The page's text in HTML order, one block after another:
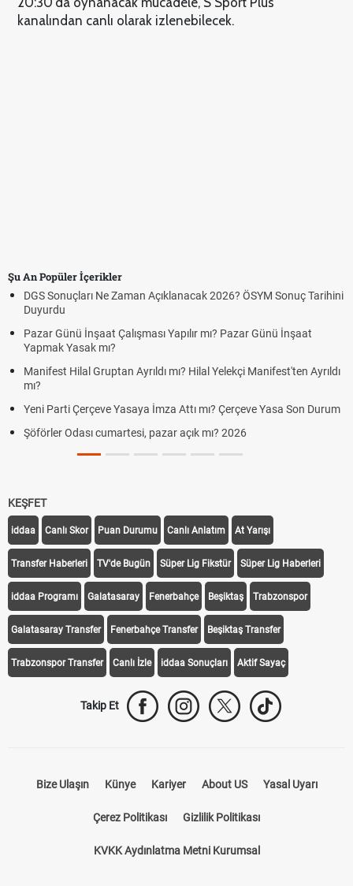
kanalından canlı olarak izlenebilecek.
Şu An Popüler İçerikler
DGS Sonuçları Ne Zaman Açıklanacak 2026? ÖSYM Sonuç Tarihini
Duyurdu
Pazar Günü İnşaat Çalışması Yapılır mı? Pazar Günü İnşaat
Yapmak Yasak mı?
Manifest Hilal Gruptan Ayrıldı mı? Hilal Yelekçi Manifest'ten Ayrıldı
mı?
Yeni Parti Çerçeve Yasaya İmza Attı mı? Çerçeve Yasa Son Durum
Şöförler Odası cumartesi, pazar açık mı? 2026
KEŞFET
iddaa Canlı Skor Puan Durumu Canlı Anlatım At Yarışı
Transfer Haberleri TV'de Bugün Süper Lig Fikstür Süper Lig Haberleri
iddaa Programı Galatasaray Fenerbahçe Beşiktaş Trabzonspor
Galatasaray Transfer Fenerbahçe Transfer Beşiktaş Transfer
Trabzonspor Transfer Canlı İzle iddaa Sonuçları Aktif Sayaç
Takip Et
Bize Ulaşın Künye Kariyer About US Yasal Uyarı
Çerez Politikası Gizlilik Politikası
KVKK Aydınlatma Metni Kurumsal